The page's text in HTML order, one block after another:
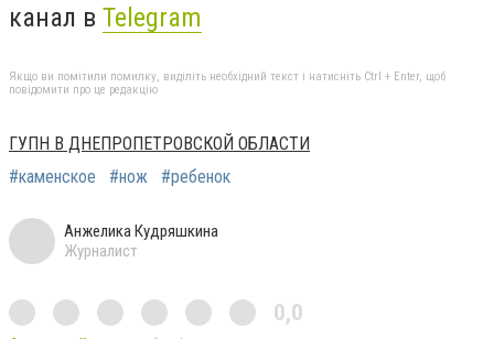
канал в Telegram
Якщо ви помітили помилку, виділіть необхідний текст і натисніть Ctrl + Enter, щоб
повідомити про це редакцію
ГУПН В ДНЕПРОПЕТРОВСКОЙ ОБЛАСТИ
#каменское
#нож #ребенок
Анжелика Кудряшкина
Журналист
0,0